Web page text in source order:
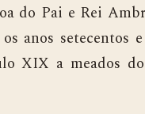
do Pai e Rei
anos setecentos
XIX a meados